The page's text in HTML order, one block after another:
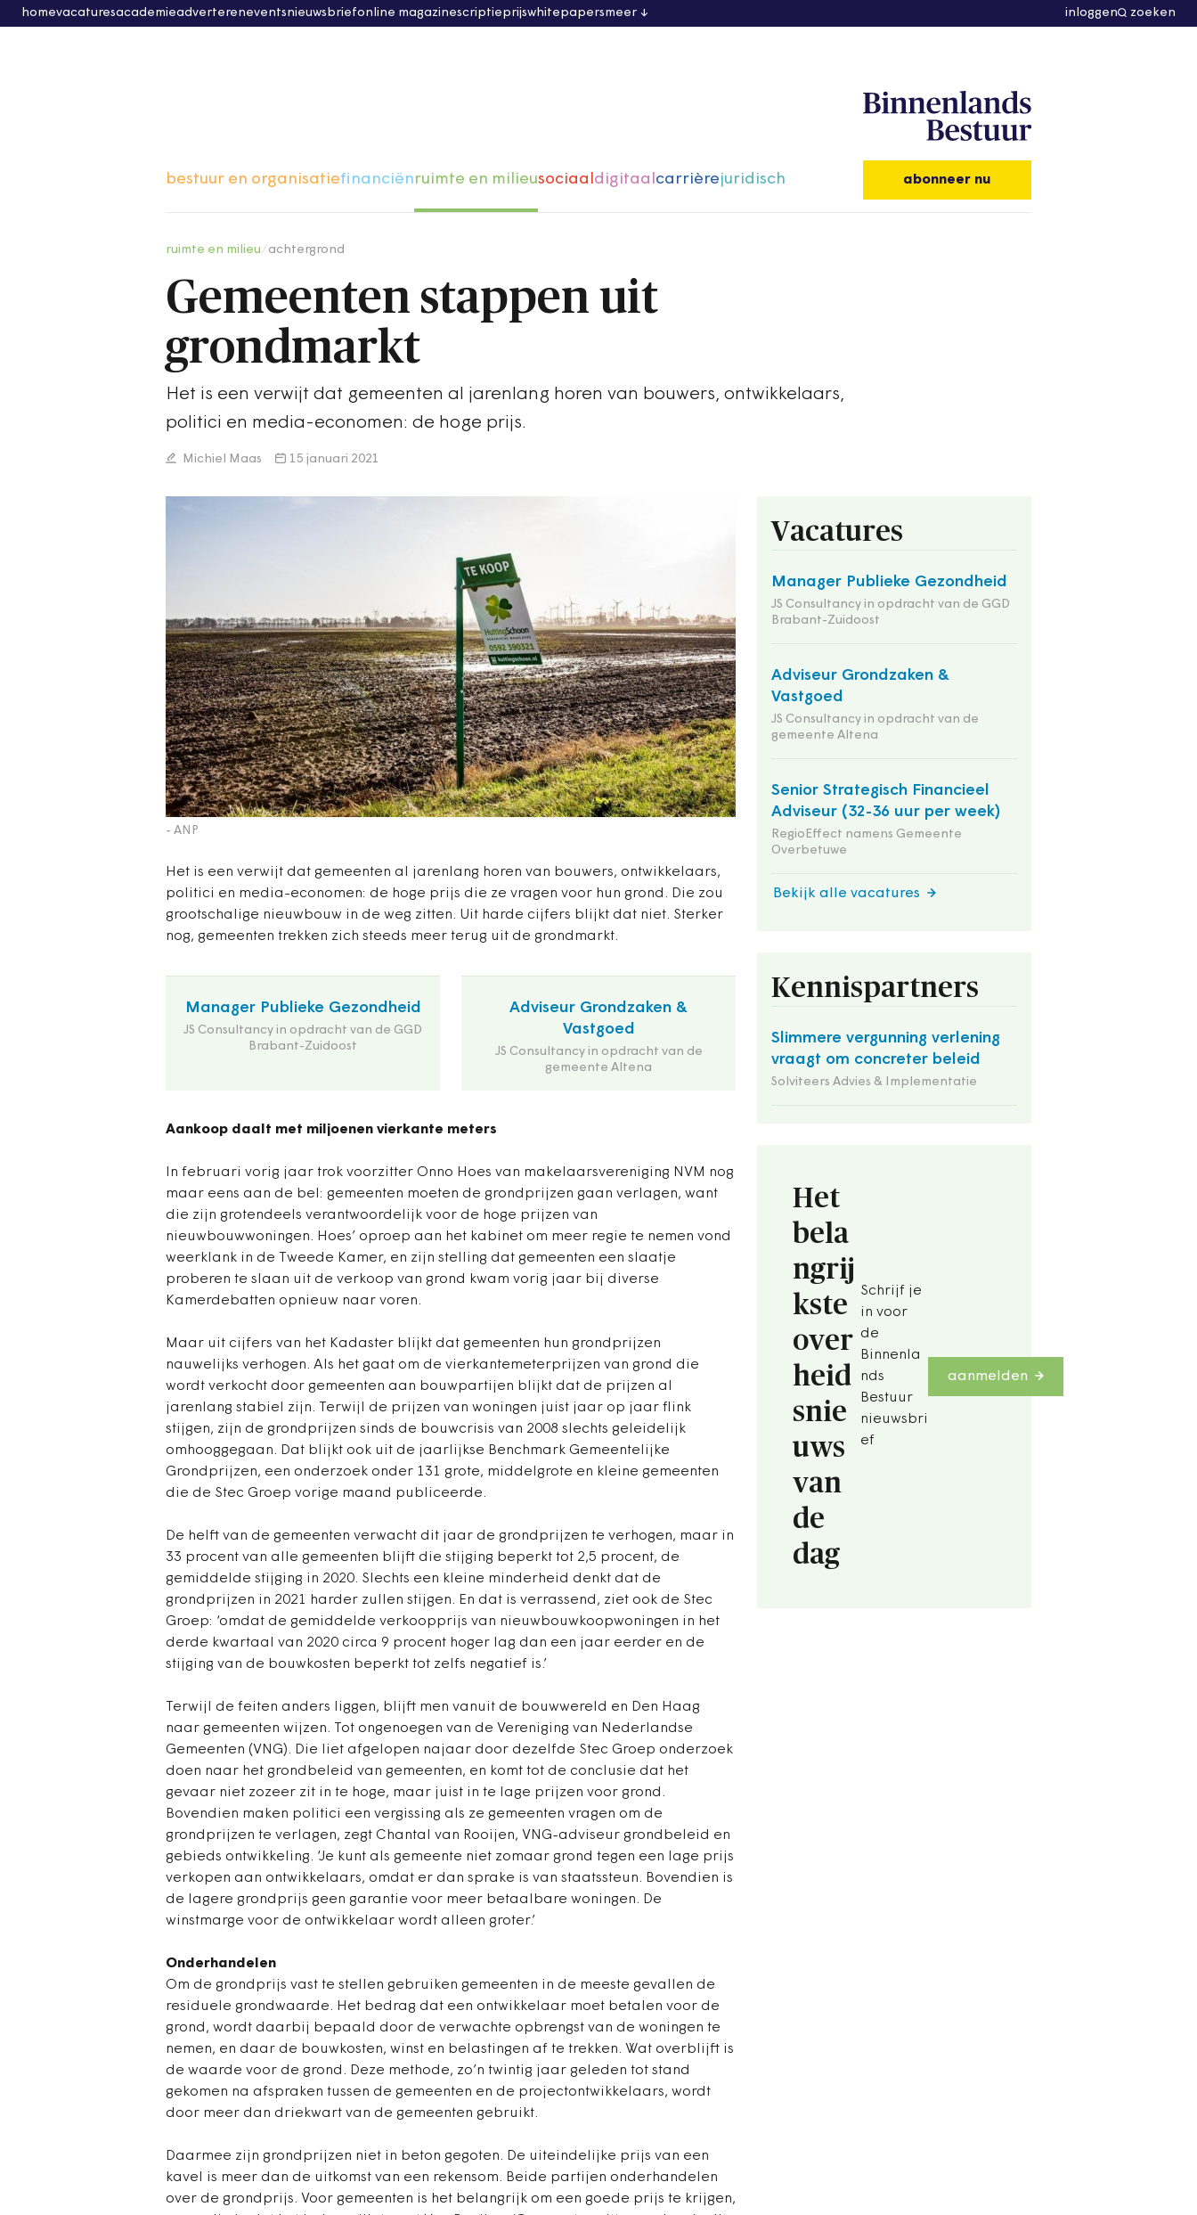
homevacaturesacademieadvertereneventsnieuwsbriefonline magazinescriptieprijswhitepapersmeer inloggen zoeken
bestuur en organisatiefinanciënruimte en milieusociaaldigitaalcarrièrejuridisch abonneer nu
ruimte en milieu achtergrond
Gemeenten stappen uit
grondmarkt
Het is een verwijt dat gemeenten al jarenlang horen van bouwers, ontwikkelaars,
politici en media-economen: de hoge prijs.
Michiel Maas 15 januari 2021
- ANP
Het is een verwijt dat gemeenten al jarenlang horen van bouwers, ontwikkelaars,
politici en media-economen: de hoge prijs die ze vragen voor hun grond. Die zou
grootschalige nieuwbouw in de weg zitten. Uit harde cijfers blijkt dat niet. Sterker
nog, gemeenten trekken zich steeds meer terug uit de grondmarkt.
Manager Publieke Gezondheid
JS Consultancy in opdracht van de GGD
Brabant-Zuidoost
Adviseur Grondzaken &
Vastgoed
JS Consultancy in opdracht van de
gemeente Altena
Aankoop daalt met miljoenen vierkante meters
In februari vorig jaar trok voorzitter Onno Hoes van makelaarsvereniging NVM nog
maar eens aan de bel: gemeenten moeten de grondprijzen gaan verlagen, want
die zijn grotendeels verantwoordelijk voor de hoge prijzen van
nieuwbouwwoningen. Hoes’ oproep aan het kabinet om meer regie te nemen vond
weerklank in de Tweede Kamer, en zijn stelling dat gemeenten een slaatje
proberen te slaan uit de verkoop van grond kwam vorig jaar bij diverse
Kamerdebatten opnieuw naar voren.
Maar uit cijfers van het Kadaster blijkt dat gemeenten hun grondprijzen
nauwelijks verhogen. Als het gaat om de vierkantemeterprijzen van grond die
wordt verkocht door gemeenten aan bouwpartijen blijkt dat de prijzen al
jarenlang stabiel zijn. Terwijl de prijzen van woningen juist jaar op jaar flink
stijgen, zijn de grondprijzen sinds de bouwcrisis van 2008 slechts geleidelijk
omhooggegaan. Dat blijkt ook uit de jaarlijkse Benchmark Gemeentelijke
Grondprijzen, een onderzoek onder 131 grote, middelgrote en kleine gemeenten
die de Stec Groep vorige maand publiceerde.
De helft van de gemeenten verwacht dit jaar de grondprijzen te verhogen, maar in
33 procent van alle gemeenten blijft die stijging beperkt tot 2,5 procent, de
gemiddelde stijging in 2020. Slechts een kleine minderheid denkt dat de
grondprijzen in 2021 harder zullen stijgen. En dat is verrassend, ziet ook de Stec
Groep: ‘omdat de gemiddelde verkoopprijs van nieuwbouwkoopwoningen in het
derde kwartaal van 2020 circa 9 procent hoger lag dan een jaar eerder en de
stijging van de bouwkosten beperkt tot zelfs negatief is.’
Terwijl de feiten anders liggen, blijft men vanuit de bouwwereld en Den Haag
naar gemeenten wijzen. Tot ongenoegen van de Vereniging van Nederlandse
Gemeenten (VNG). Die liet afgelopen najaar door dezelfde Stec Groep onderzoek
doen naar het grondbeleid van gemeenten, en komt tot de conclusie dat het
gevaar niet zozeer zit in te hoge, maar juist in te lage prijzen voor grond.
Bovendien maken politici een vergissing als ze gemeenten vragen om de
grondprijzen te verlagen, zegt Chantal van Rooijen, VNG-adviseur grondbeleid en
gebieds ontwikkeling. ‘Je kunt als gemeente niet zomaar grond tegen een lage prijs
verkopen aan ontwikkelaars, omdat er dan sprake is van staatssteun. Bovendien is
de lagere grondprijs geen garantie voor meer betaalbare woningen. De
winstmarge voor de ontwikkelaar wordt alleen groter.’
Onderhandelen
Om de grondprijs vast te stellen gebruiken gemeenten in de meeste gevallen de
residuele grondwaarde. Het bedrag dat een ontwikkelaar moet betalen voor de
grond, wordt daarbij bepaald door de verwachte opbrengst van de woningen te
nemen, en daar de bouwkosten, winst en belastingen af te trekken. Wat overblijft is
de waarde voor de grond. Deze methode, zo’n twintig jaar geleden tot stand
gekomen na afspraken tussen de gemeenten en de projectontwikkelaars, wordt
door meer dan driekwart van de gemeenten gebruikt.
Daarmee zijn grondprijzen niet in beton gegoten. De uiteindelijke prijs van een
kavel is meer dan de uitkomst van een rekensom. Beide partijen onderhandelen
over de grondprijs. Voor gemeenten is het belangrijk om een goede prijs te krijgen,
Vacatures
Manager Publieke Gezondheid
JS Consultancy in opdracht van de GGD
Brabant-Zuidoost
Adviseur Grondzaken &
Vastgoed
JS Consultancy in opdracht van de
gemeente Altena
Senior Strategisch Financieel
Adviseur (32-36 uur per week)
RegioEffect namens Gemeente
Overbetuwe
Bekijk alle vacatures
Kennispartners
Slimmere vergunning verlening
vraagt om concreter beleid
Solviteers Advies & Implementatie
Het
bela
ngrij
kste
over
heid
snie
uws
van
de
dag
Schrijf je
in voor
de
Binnenla
nds
Bestuur
nieuwsbri
ef
aanmelden